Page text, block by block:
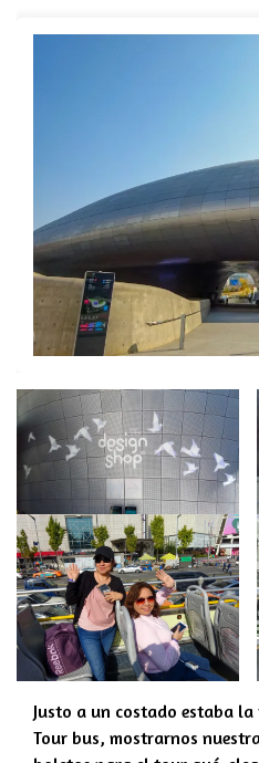
Justo a un costado estaba
Tour bus, mostrarnos